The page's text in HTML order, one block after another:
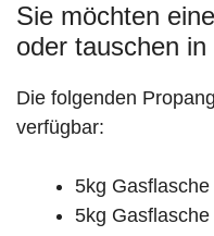
Sie möchten
oder tauschen
Die folgenden
verfügbar:
5kg
5kg